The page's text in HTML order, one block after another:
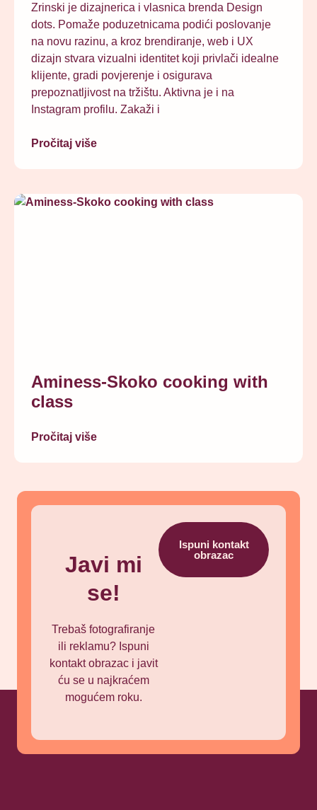
Zrinski je dizajnerica i vlasnica brenda Design
dots. Pomaže poduzetnicama podići poslovanje
na novu razinu, a kroz brendiranje, web i UX
dizajn stvara vizualni identitet koji privlači idealne
klijente, gradi povjerenje i osigurava
prepoznatljivost na tržištu. Aktivna je i na
Instagram profilu. Zakaži i
Pročitaj više
Aminess-Skoko cooking with
class
Pročitaj više
Javi mi
se!
Trebaš fotografiranje
ili reklamu? Ispuni
kontakt obrazac i javit
ću se u najkraćem
mogućem roku.
Ispuni kontakt
obrazac